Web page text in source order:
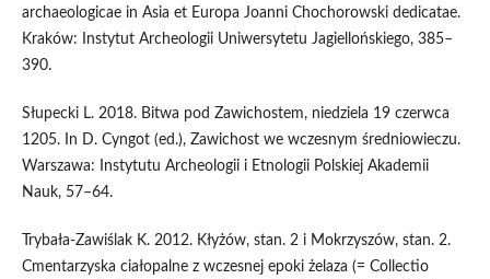
archaeologicae in Asia et Europa Joanni Chochorowski dedicatae.
Kraków: Instytut Archeologii Uniwersytetu Jagiellońskiego, 385–
390.
Słupecki L. 2018. Bitwa pod Zawichostem, niedziela 19 czerwca
1205. In D. Cyngot (ed.), Zawichost we wczesnym średniowieczu.
Warszawa: Instytutu Archeologii i Etnologii Polskiej Akademii
Nauk, 57–64.
Trybała-Zawiślak K. 2012. Kłyżów, stan. 2 i Mokrzyszów, stan. 2.
Cmentarzyska ciałopalne z wczesnej epoki żelaza (= Collectio